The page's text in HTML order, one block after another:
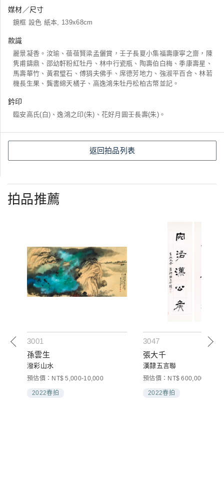
媒材／尺寸
鏡框 設色 紙本, 139x68cm
款識
麗景凝香。汝瑜、蓓蓓賢梁孟儷賞，壬子長夏小集福壽康寧之齋，陳
隽甫鑄鼎、邵幼軒粉紅牡丹、林中行瓷瓶、陶壽伯白梅、季康壽星、
馬壽華竹、黃君璧石、傅狷夫佛手、席德芳地力、強淑平百合、林若
機長生果、龔書綿天橘子、高逸鴻朱牡丹松柏古幣並記。
鈐印
臨安高氏(白)、逸鴻之印(朱)、花好月圓壬長壽(朱)。
返回拍品列表
拍品推薦
3001
孫雲生
潑彩山水
預估價：NT$ 5,000-10,000
2022春拍
3047
張大千
漢隸五言聯
預估價：NT$ 600,000-
2022春拍